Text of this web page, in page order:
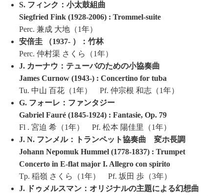
S. フィンク：小太鼓組曲
Siegfried Fink (1928-2006) : Trommel-suite
Perc. 兼成 大地（1年）
安倍圭 （1937- ）：竹林
Perc. 仲村渠 さくら（1年）
J. カーナウ：テューバのための小協奏曲
James Curnow (1943-) : Concertino for tuba
Tu. 中山 百花（1年） Pf. 仲宗根 和志（1年）
G. フォーレ：ファンタジー
Gabriel Fauré (1845-1924) : Fantasie, Op. 79
Fl . 宮迫 希（1年） Pf. 松本 陽佳里（1年）
J. N. フンメル：トランペット協奏曲 変ホ長調
Johann Nepomuk Hummel (1778-1837) : Trumpet
Concerto in E-flat major I. Allegro con spirito
Tp. 稲嶺 さくら（1年） Pf. 坂田 歩（3年）
J. ドゥメルスマン：オリジナルの主題による幻想曲